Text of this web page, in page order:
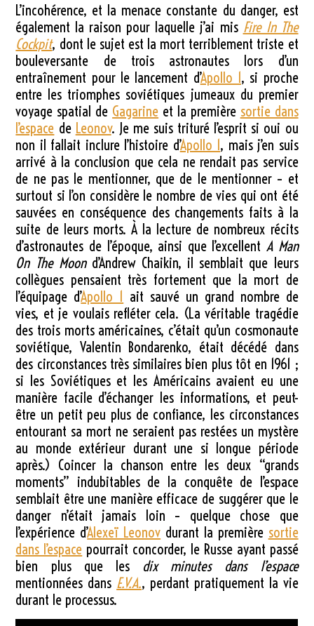
L’incohérence, et la menace constante du danger, est
également la raison pour laquelle j’ai mis Fire In The
Cockpit, dont le sujet est la mort terriblement triste et
bouleversante de trois astronautes lors d’un
entraînement pour le lancement d’Apollo 1, si proche
entre les triomphes soviétiques jumeaux du premier
voyage spatial de Gagarine et la première sortie dans
l’espace de Leonov. Je me suis trituré l’esprit si oui ou
non il fallait inclure l’histoire d’Apollo 1, mais j’en suis
arrivé à la conclusion que cela ne rendait pas service
de ne pas le mentionner, que de le mentionner – et
surtout si l’on considère le nombre de vies qui ont été
sauvées en conséquence des changements faits à la
suite de leurs morts. À la lecture de nombreux récits
d’astronautes de l’époque, ainsi que l’excellent A Man
On The Moond’Andrew Chaikin, il semblait que leurs
collègues pensaient très fortement que la mort de
l’équipage d’Apollo 1 ait sauvé un grand nombre de
vies, et je voulais refléter cela. (La véritable tragédie
des trois morts américaines, c’était qu’un cosmonaute
soviétique, Valentin Bondarenko, était décédé dans
des circonstances très similaires bien plus tôt en 1961 ;
si les Soviétiques et les Américains avaient eu une
manière facile d’échanger les informations, et peut-
être un petit peu plus de confiance, les circonstances
entourant sa mort ne seraient pas restées un mystère
au monde extérieur durant une si longue période
après.) Coincer la chanson entre les deux “grands
moments” indubitables de la conquête de l’espace
semblait être une manière efficace de suggérer que le
danger n’était jamais loin – quelque chose que
l’expérience d’Alexeï Leonov durant la première sortie
dans l’espace pourrait concorder, le Russe ayant passé
bien plus que les dix minutes dans l’espace
mentionnées dans E.V.A., perdant pratiquement la vie
durant le processus.